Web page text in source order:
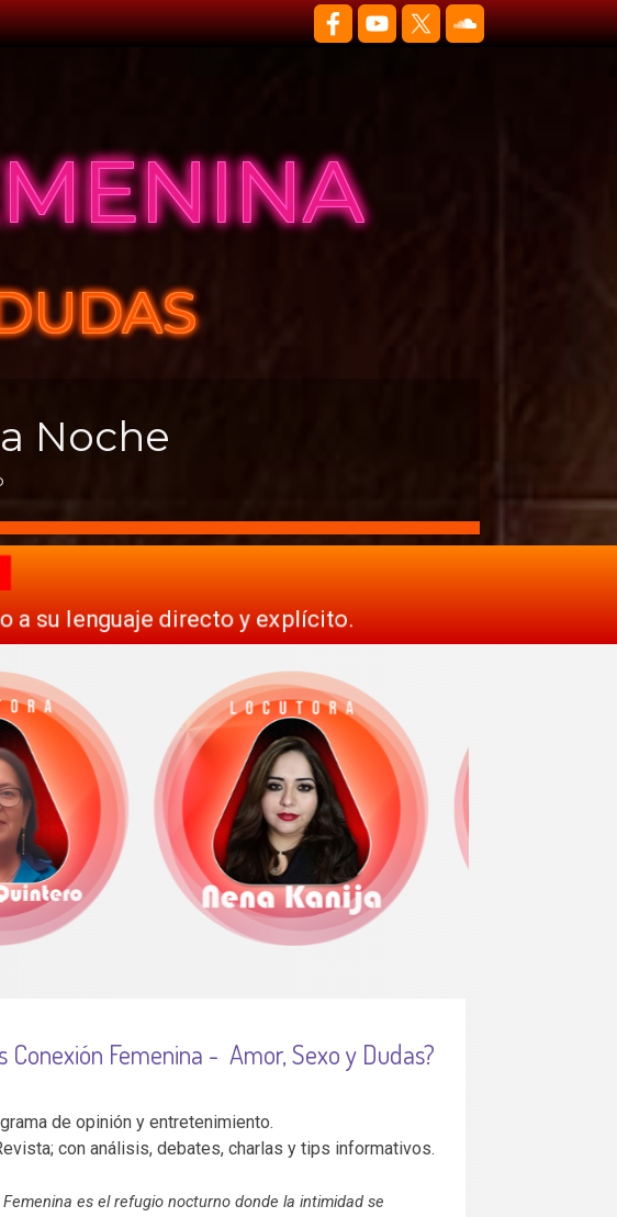
Noche
a su lenguaje directo y explícito.
Conexión Femenina - Amor, Sexo y Dudas?
de opinión y entretenimiento.
con análisis, debates, charlas y tips informativos.
Femenina es el refugio nocturno donde la intimidad se